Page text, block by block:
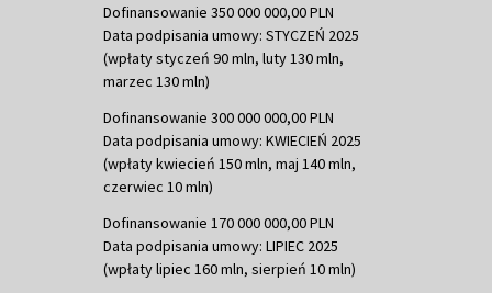
Dofinansowanie 350 000 000,00 PLN
Data podpisania umowy: STYCZEŃ 2025
(wpłaty styczeń 90 mln, luty 130 mln,
marzec 130 mln)
Dofinansowanie 300 000 000,00 PLN
Data podpisania umowy: KWIECIEŃ 2025
(wpłaty kwiecień 150 mln, maj 140 mln,
czerwiec 10 mln)
Dofinansowanie 170 000 000,00 PLN
Data podpisania umowy: LIPIEC 2025
(wpłaty lipiec 160 mln, sierpień 10 mln)